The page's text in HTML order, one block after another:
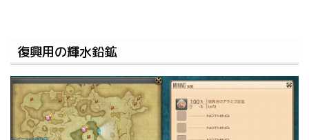
復興用の輝水鉛鉱